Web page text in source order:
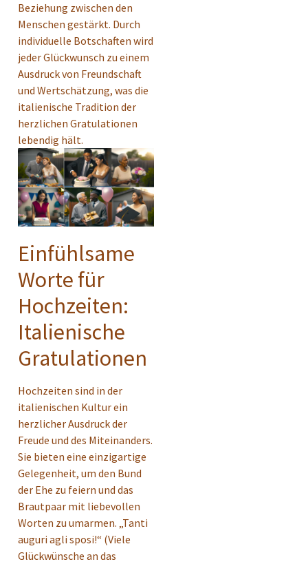
Beziehung zwischen den
Menschen gestärkt. Durch
individuelle Botschaften wird
jeder Glückwunsch zu einem
Ausdruck von Freundschaft
und Wertschätzung, was die
italienische Tradition der
herzlichen Gratulationen
lebendig hält.
Einfühlsame
Worte für
Hochzeiten:
Italienische
Gratulationen
Hochzeiten sind in der
italienischen Kultur ein
herzlicher Ausdruck der
Freude und des Miteinanders.
Sie bieten eine einzigartige
Gelegenheit, um den Bund
der Ehe zu feiern und das
Brautpaar mit liebevollen
Worten zu umarmen. „Tanti
auguri agli sposi!“ (Viele
Glückwünsche an das